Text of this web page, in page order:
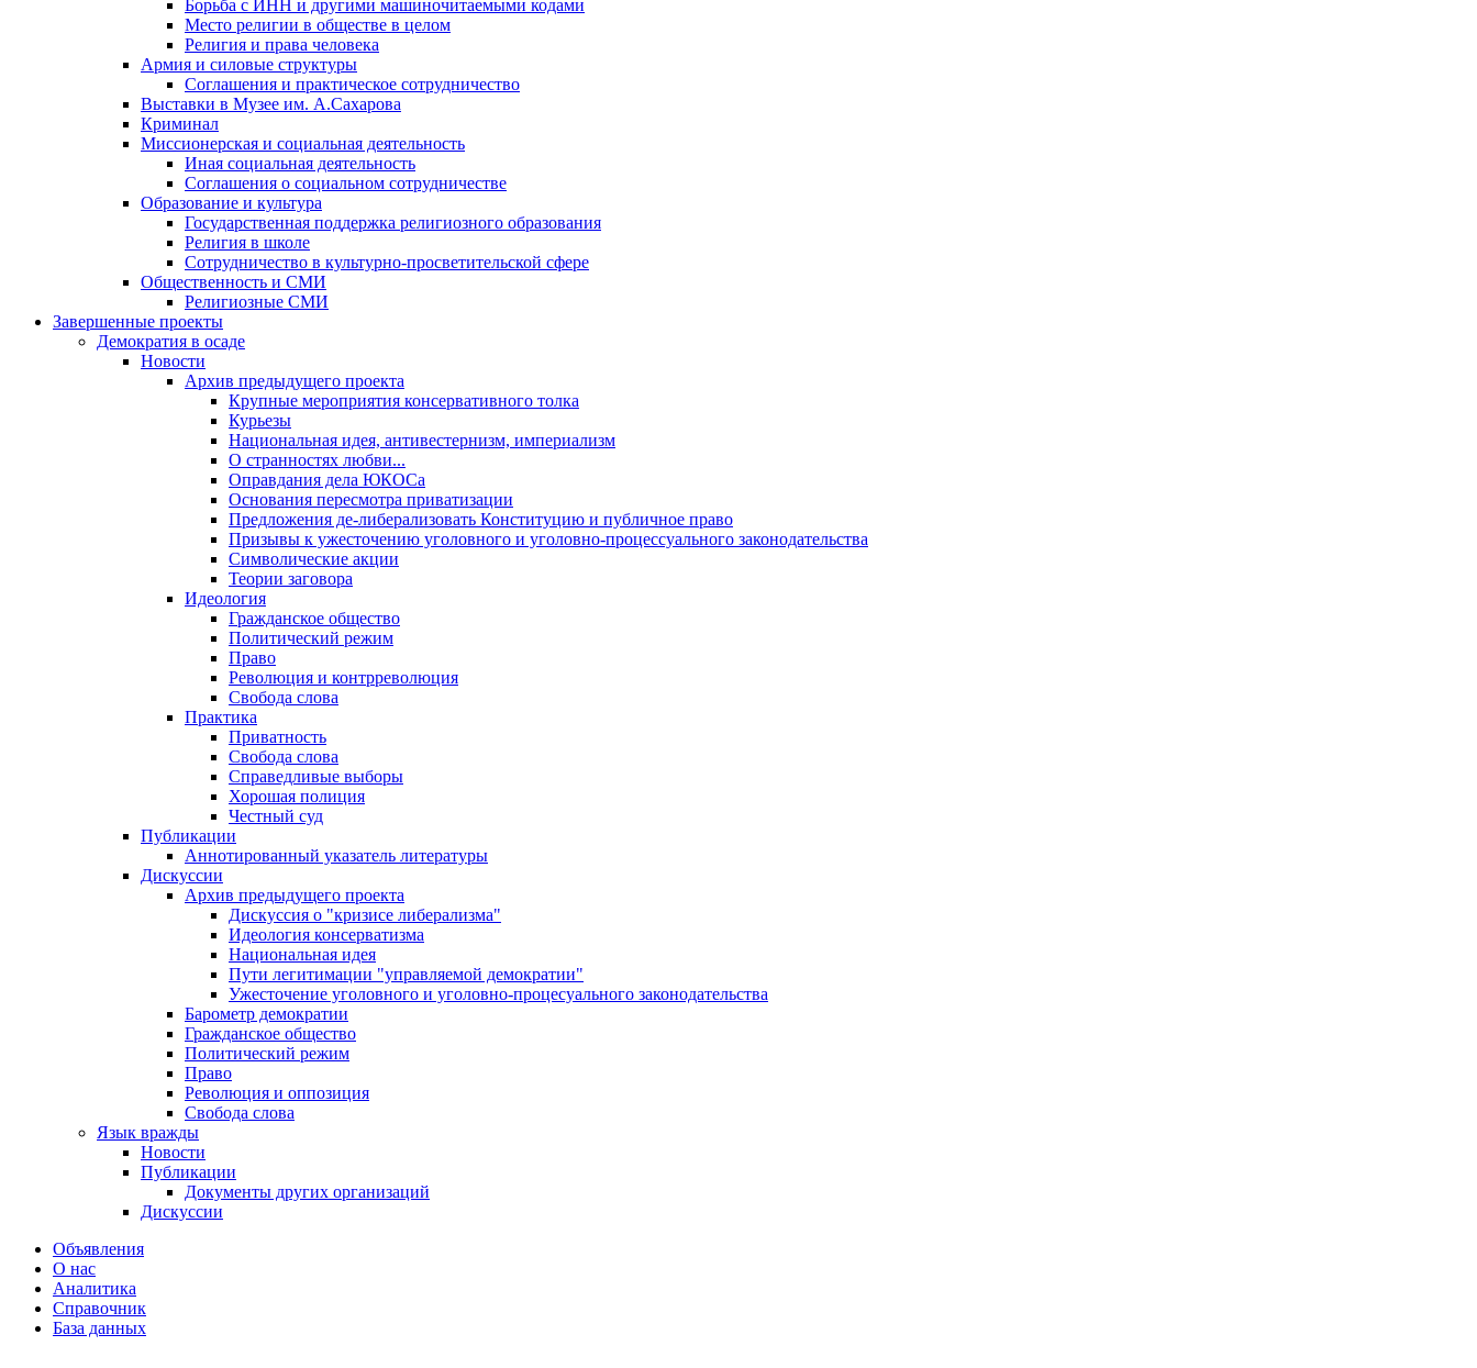
Борьба с ИНН и другими машиночитаемыми кодами
Место религии в обществе в целом
Религия и права человека
Армия и силовые структуры
Соглашения и практическое сотрудничество
Выставки в Музее им. А.Сахарова
Криминал
Миссионерская и социальная деятельность
Иная социальная деятельность
Соглашения о социальном сотрудничестве
Образование и культура
Государственная поддержка религиозного образования
Религия в школе
Сотрудничество в культурно-просветительской сфере
Общественность и СМИ
Религиозные СМИ
Завершенные проекты
Демократия в осаде
Новости
Архив предыдущего проекта
Крупные мероприятия консервативного толка
Курьезы
Национальная идея, антивестернизм, империализм
О странностях любви...
Оправдания дела ЮКОСа
Основания пересмотра приватизации
Предложения де-либерализовать Конституцию и публичное право
Призывы к ужесточению уголовного и уголовно-процессуального законодательства
Символические акции
Теории заговора
Идеология
Гражданское общество
Политический режим
Право
Революция и контрреволюция
Свобода слова
Практика
Приватность
Свобода слова
Справедливые выборы
Хорошая полиция
Честный суд
Публикации
Аннотированный указатель литературы
Дискуссии
Архив предыдущего проекта
Дискуссия о "кризисе либерализма"
Идеология консерватизма
Национальная идея
Пути легитимации "управляемой демократии"
Ужесточение уголовного и уголовно-процесуального законодательства
Барометр демократии
Гражданское общество
Политический режим
Право
Революция и оппозиция
Свобода слова
Язык вражды
Новости
Публикации
Документы других организаций
Дискуссии
Объявления
О нас
Аналитика
Справочник
База данных